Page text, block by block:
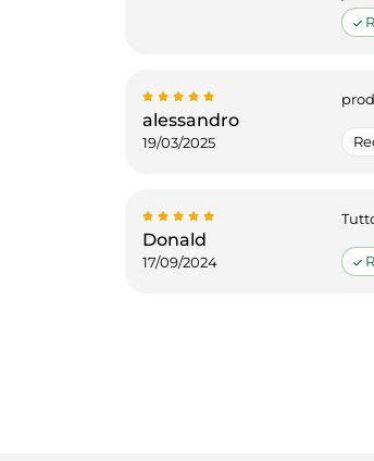
alessandro
19/03/2025
Donald
17/09/2024